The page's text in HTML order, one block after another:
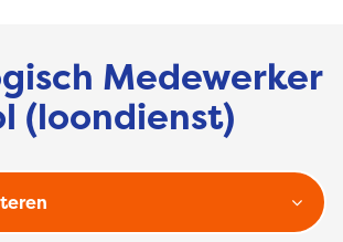
Medewerker
(loondienst)